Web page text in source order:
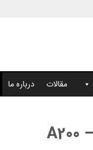
مقالات درباره ما